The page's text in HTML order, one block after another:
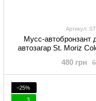
Артикул:
Мусс-автобронзант
автозагар St. Moriz
480 грн
−25%
3